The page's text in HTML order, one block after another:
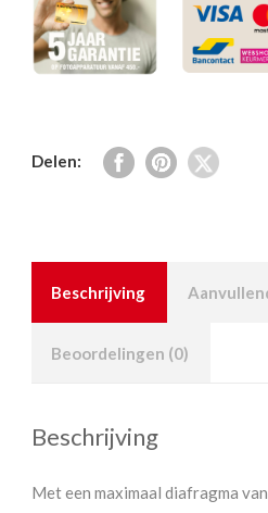
Delen:
Beschrijving
Beoordelingen (0)
Beschrijving
Met een maximaal diafragma